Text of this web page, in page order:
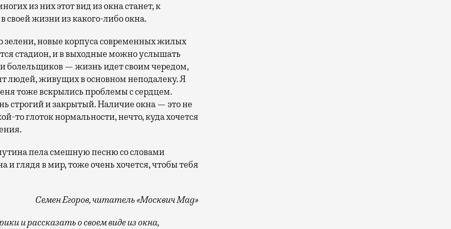
из них этот вид из окна станет, к
жизни из какого-либо окна.
зелени, новые корпуса современных жилых
стадион, и в выходные можно услышать
болельщиков — жизнь идет своим чередом,
людей, живущих в основном неподалеку. Я
тоже вскрылись проблемы с сердцем.
строгий и закрытый. Наличие окна — это не
то глоток нормальности, нечто, куда хочется
пела смешную песню со словами
и глядя в мир, тоже очень хочется, чтобы тебя
Семен Егоров, читатель «Москвич Mag»
и рассказать о своем виде из окна,